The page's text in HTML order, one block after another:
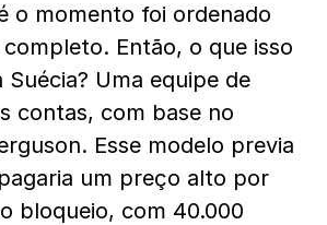
o momento foi ordenado
Então, o que isso
Uma equipe de
contas, com base no
Esse modelo previa
um preço alto por
bloqueio, com 40.000